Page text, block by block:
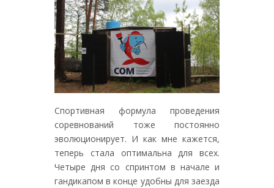
Спортивная формула проведения
соревнований тоже постоянно
эволюционирует. И как мне кажется,
теперь стала оптимальна для всех.
Четыре дня со спринтом в начале и
гандикапом в конце удобны для заезда